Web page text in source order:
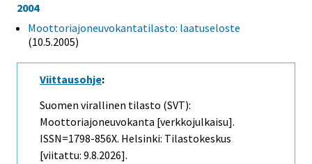
2004
Moottoriajoneuvokantatilasto: laatuseloste
(10.5.2005)
Viittausohje:
Suomen virallinen tilasto (SVT):
Moottoriajoneuvokanta [verkkojulkaisu].
ISSN=1798-856X. Helsinki: Tilastokeskus
[viitattu: 9.8.2026].